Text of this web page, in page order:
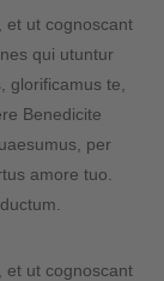
et ut cognoscant
qui utuntur
glorificamus te,
Benedicite
per
amore tuo.
et ut cognoscant